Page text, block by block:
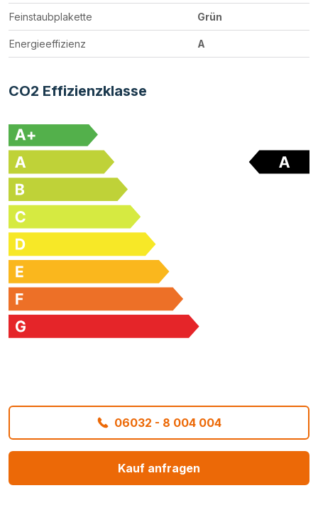
Feinstaubplakette Grün
Energieeffizienz A
CO2 Effizienzklasse
06032 - 8 004 004
Kauf anfragen